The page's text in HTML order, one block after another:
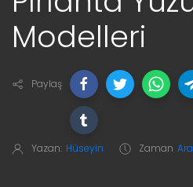
Modelleri
Paylaş
Yazan: Hüseyin Zaman